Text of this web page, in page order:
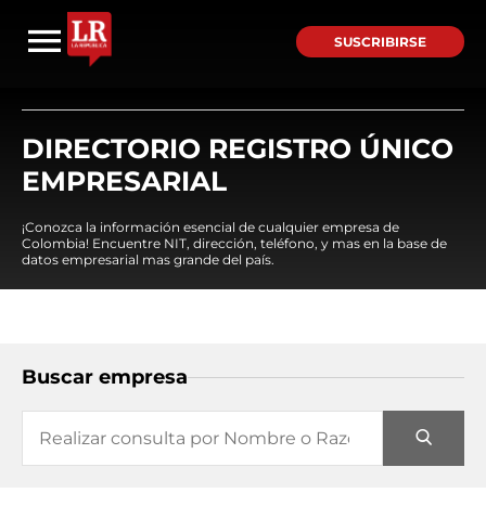
SUSCRIBIRSE
DIRECTORIO REGISTRO ÚNICO
EMPRESARIAL
¡Conozca la información esencial de cualquier empresa de
Colombia! Encuentre NIT, dirección, teléfono, y mas en la base de
datos empresarial mas grande del país.
Buscar empresa